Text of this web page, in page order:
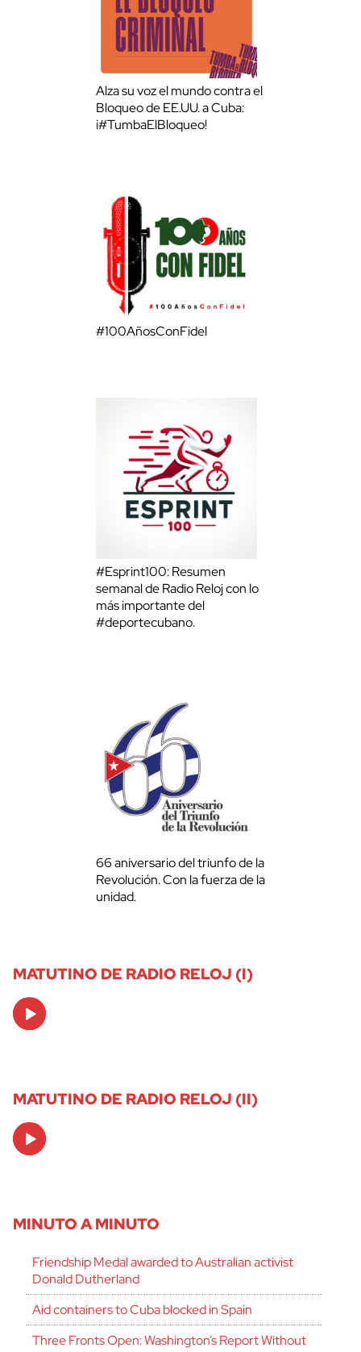
Alza su voz el mundo contra el
Bloqueo de EE.UU. a Cuba:
¡#TumbaElBloqueo!
#100AñosConFidel
#Esprint100: Resumen
semanal de Radio Reloj con lo
más importante del
#deportecubano.
66 aniversario del triunfo de la
Revolución. Con la fuerza de la
unidad.
MATUTINO DE RADIO RELOJ (I)
Audio
Player
MATUTINO DE RADIO RELOJ (II)
Audio
Player
MINUTO A MINUTO
Friendship Medal awarded to Australian activist
Donald Dutherland
Aid containers to Cuba blocked in Spain
Three Fronts Open: Washington’s Report Without